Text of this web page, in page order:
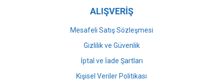
ALIŞVERİŞ
Mesafeli Satış Sözleşmesi
Gizlilik ve Güvenlik
İptal ve İade Şartları
Kişisel Veriler Politikası